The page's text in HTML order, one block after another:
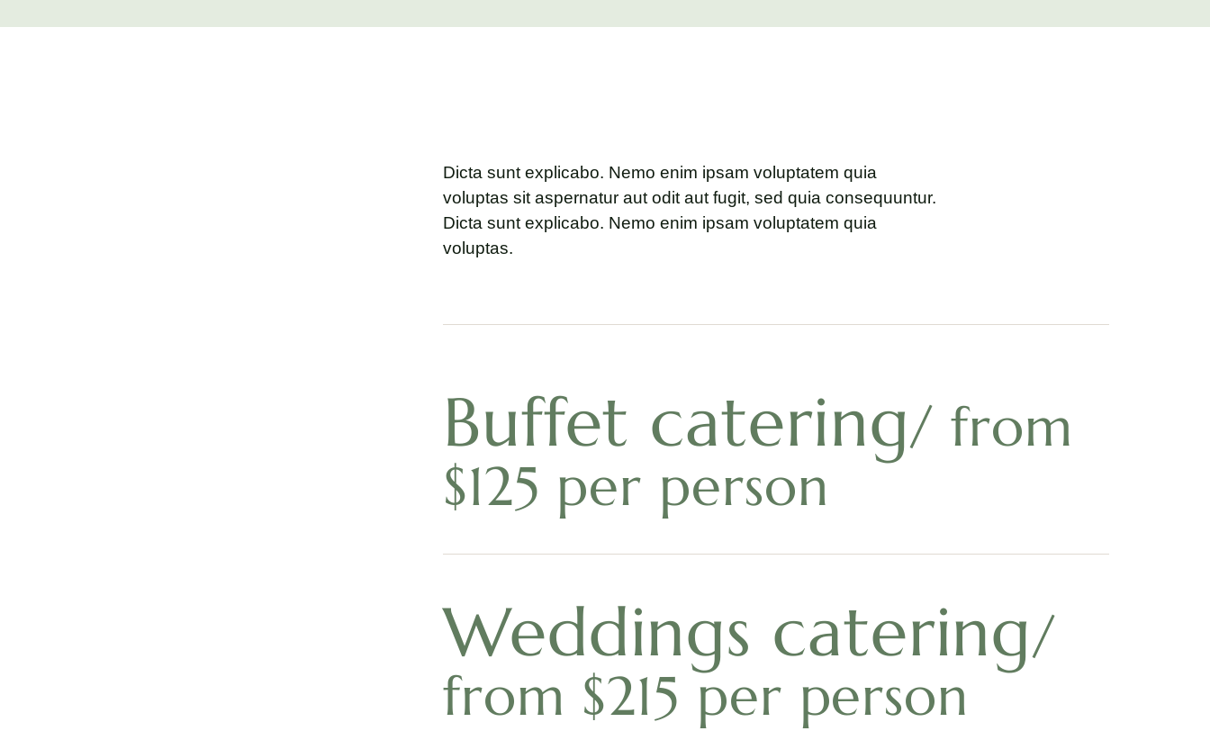
Dicta sunt explicabo. Nemo enim ipsam voluptatem quia
voluptas sit aspernatur aut odit aut fugit, sed quia consequuntur.
Dicta sunt explicabo. Nemo enim ipsam voluptatem quia
voluptas.
Buffet catering/ from
$125 per person
Weddings catering/
from $215 per person